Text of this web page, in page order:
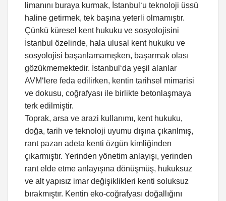
limanını buraya kurmak, İstanbul‘u teknoloji üssü
haline getirmek, tek başına yeterli olmamıştır.
Çünkü küresel kent hukuku ve sosyolojisini
İstanbul özelinde, hala ulusal kent hukuku ve
sosyolojisi başarılamamışken, başarmak olası
gözükmemektedir. İstanbul‘da yeşil alanlar
AVM‘lere feda edilirken, kentin tarihsel mimarisi
ve dokusu, coğrafyası ile birlikte betonlaşmaya
terk edilmiştir.
Toprak, arsa ve arazi kullanımı, kent hukuku,
doğa, tarih ve teknoloji uyumu dışına çıkarılmış,
rant pazarı adeta kenti özgün kimliğinden
çıkarmıştır. Yerinden yönetim anlayışı, yerinden
rant elde etme anlayışına dönüşmüş, hukuksuz
ve alt yapısız imar değişiklikleri kenti soluksuz
bırakmıştır. Kentin eko-coğrafyası doğallığını